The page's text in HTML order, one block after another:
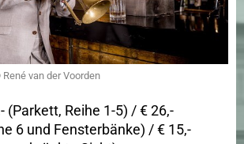
van der Voorden
(Parkett, Reihe 1-5) / € 26,-
6 und Fensterbänke) / € 15,-